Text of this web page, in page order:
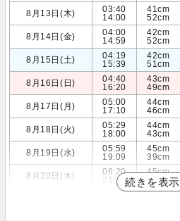
8月13日(木)
03:40
14:00
41cm
52cm
8月14日(金)
04:00
14:59
42cm
52cm
8月15日(土)
04:19
15:39
42cm
51cm
8月16日(日)
04:40
16:20
43cm
49cm
8月17日(月)
05:00
17:10
44cm
46cm
8月18日(火)
05:29
18:00
44cm
43cm
8月19日(水)
05:59
19:09
45cm
39cm
8月20日(木)
06:20
21:30
45cm
37cm
続きを表示